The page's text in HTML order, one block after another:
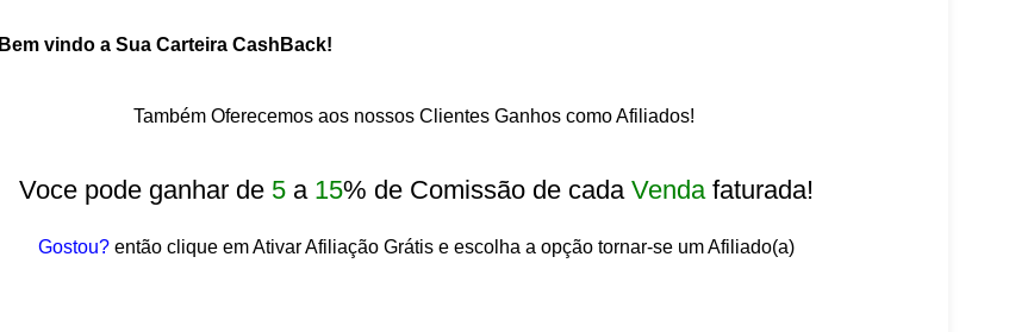
Bem vindo a Sua Carteira CashBack!
Também Oferecemos aos nossos Clientes Ganhos como Afiliados!
Voce pode ganhar de 5a 15% de Comissão de cada Vendafaturada!
Gostou?então clique em Ativar Afiliação Grátis e escolha a opção tornar-se um Afiliado(a)